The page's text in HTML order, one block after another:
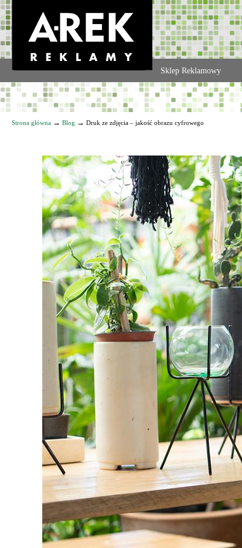
Agencja reklamowa. Reklama – usługi, druk
Sklep Reklamowy
Navigation
Strona główna → Blog → Druk ze zdjęcia – jakość obrazu cyfrowego